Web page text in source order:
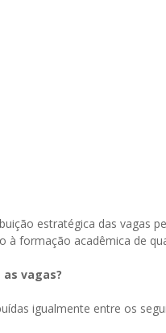
estratégica das vagas
à formação acadêmica de
vagas?
igualmente entre os